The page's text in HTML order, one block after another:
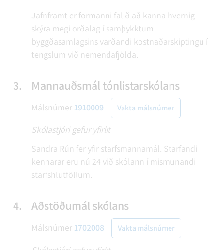
Jafnframt er formanni falið að kanna hvernig
skýra megi orðalag í samþykktum
byggðasamlagsins varðandi kostnaðarskiptingu í
tengslum við nemendafjölda.
3. Mannauðsmál tónlistarskólans
Málsnúmer 1910009 Vakta málsnúmer
Skólastjóri gefur yfirlit
Sandra Rún fer yfir starfsmannamál. Starfandi
kennarar eru nú 24 við skólann í mismunandi
starfshlutföllum.
4. Aðstöðumál skólans
Málsnúmer 1702008 Vakta málsnúmer